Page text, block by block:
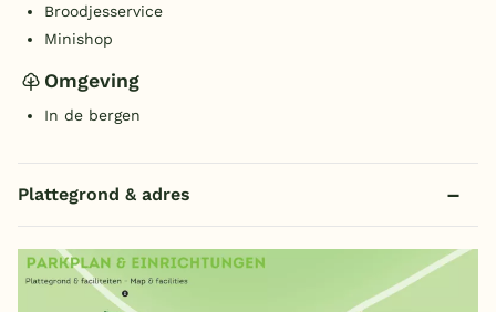
Broodjesservice
Minishop
Omgeving
In de bergen
Plattegrond & adres